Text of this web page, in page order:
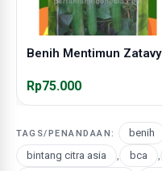
Benih Mentimun Zatavy
Rp75.000
TAGS/PENANDAAN: benih
bintang citra asia
, bca ,